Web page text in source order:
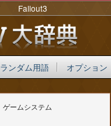
Fallout3
ランダム用語 オプション
ゲームシステム